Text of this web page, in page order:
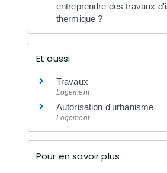
entreprendre des travaux
thermique ?
Et aussi
Travaux
Logement
Autorisation d'urbanisme
Logement
Pour en savoir plus